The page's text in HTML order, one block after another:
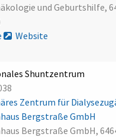
und Geburtshilfe,
Website
Shuntzentrum
Zentrum für
Bergstraße GmbH
Bergstraße GmbH,